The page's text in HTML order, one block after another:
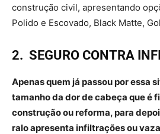
construção civil, apresentando
Polido e Escovado, Black Matte,
2. SEGURO CONTRA
Apenas quem já passou por essa
tamanho da dor de cabeça que é
construção ou reforma, para
ralo apresenta infiltrações ou